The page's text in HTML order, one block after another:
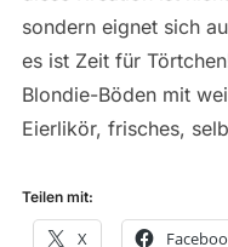
sondern eignet sich
es ist Zeit für
Blondie-Böden mit
Eierlikör, frisches,
Teilen mit:
X